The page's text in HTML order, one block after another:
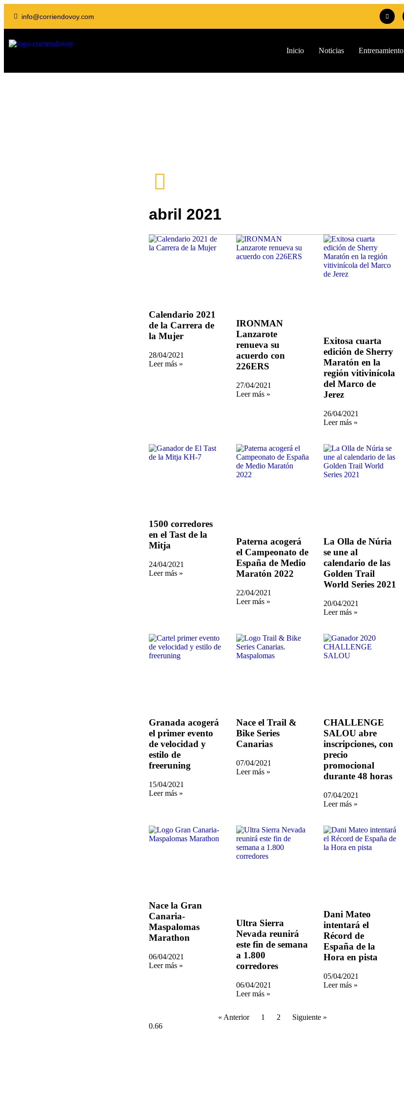
info@corriendovoy.com
Inicio Noticias Entrenamiento
abril 2021
Calendario 2021
de la Carrera de
la Mujer
28/04/2021
Leer más »
IRONMAN
Lanzarote
renueva su
acuerdo con
226ERS
27/04/2021
Leer más »
Exitosa cuarta
edición de Sherry
Maratón en la
región vitivinícola
del Marco de
Jerez
26/04/2021
Leer más »
1500 corredores
en el Tast de la
Mitja
24/04/2021
Leer más »
Paterna acogerá
el Campeonato de
España de Medio
Maratón 2022
22/04/2021
Leer más »
La Olla de Núria
se une al
calendario de las
Golden Trail
World Series 2021
20/04/2021
Leer más »
Granada acogerá
el primer evento
de velocidad y
estilo de
freeruning
15/04/2021
Leer más »
Nace el Trail &
Bike Series
Canarias
07/04/2021
Leer más »
CHALLENGE
SALOU abre
inscripciones, con
precio
promocional
durante 48 horas
07/04/2021
Leer más »
Nace la Gran
Canaria-
Maspalomas
Marathon
06/04/2021
Leer más »
Ultra Sierra
Nevada reunirá
este fin de semana
a 1.800
corredores
06/04/2021
Leer más »
Dani Mateo
intentará el
Récord de
España de la
Hora en pista
05/04/2021
Leer más »
« Anterior 1 2 Siguiente »